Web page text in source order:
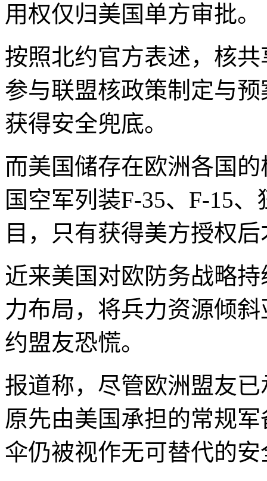
用权仅归美国单方审批。
按照北约官方表述，核
参与联盟核政策制定与
获得安全兜底。
而美国储存在欧洲各国
国空军列装F-35、F-15
目，只有获得美方授权
近来美国对欧防务战略
力布局，将兵力资源倾
约盟友恐慌。
报道称，尽管欧洲盟友
原先由美国承担的常规
伞仍被视作无可替代的